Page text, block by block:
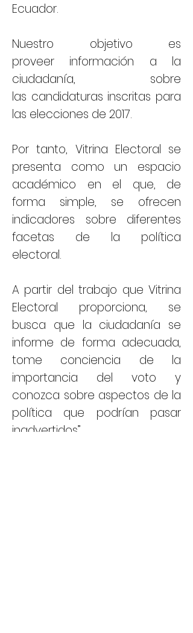
Ecuador.
Nuestro objetivo es
proveer información a la
ciudadanía, sobre
las candidaturas inscritas para
las elecciones de 2017.
Por tanto, Vitrina Electoral se
presenta como un espacio
académico en el que, de
forma simple, se ofrecen
indicadores sobre diferentes
facetas de la política
electoral.
A partir del trabajo que Vitrina
Electoral proporciona, se
busca que la ciudadanía se
informe de forma adecuada,
tome conciencia de la
importancia del voto y
conozca sobre aspectos de la
política que podrían pasar
inadvertidos”.